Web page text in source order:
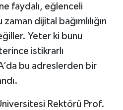
faydalı, eğlenceli
dijital bağımlılığın
Yeter ki bunu
istikrarlı
bu adreslerden bir
Rektörü Prof.